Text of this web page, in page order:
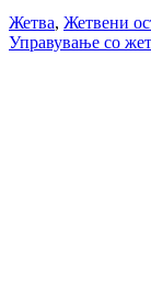
Жетва, Жетвени
Управување со